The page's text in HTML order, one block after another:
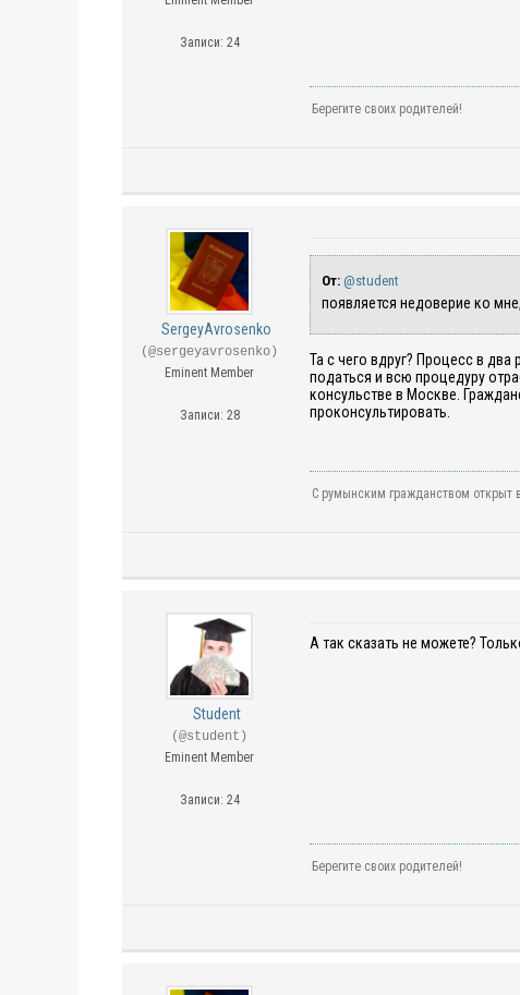
Записи: 24
Берегите своих родителей!
SergeyAvrosenko
(@sergeyavrosenko)
Eminent Member
Записи: 28
От: @student
появляется недоверие ко
Та с чего вдруг? Процесс в
податься и всю процедуру
консульстве в Москве.
проконсультировать.
С румынским гражданством открыт
Student
(@student)
Eminent Member
Записи: 24
А так сказать не можете?
Берегите своих родителей!